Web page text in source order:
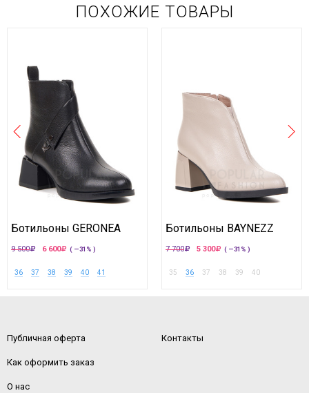
ПОХОЖИЕ ТОВАРЫ
Ботильоны GERONEA
9 500 6 600 ( —31% )
36 37 38 39 40 41
Ботильоны BAYNEZZ
7 700 5 300 ( —31% )
35 36 37 38 39 40
Публичная оферта
Как оформить заказ
О нас
Контакты